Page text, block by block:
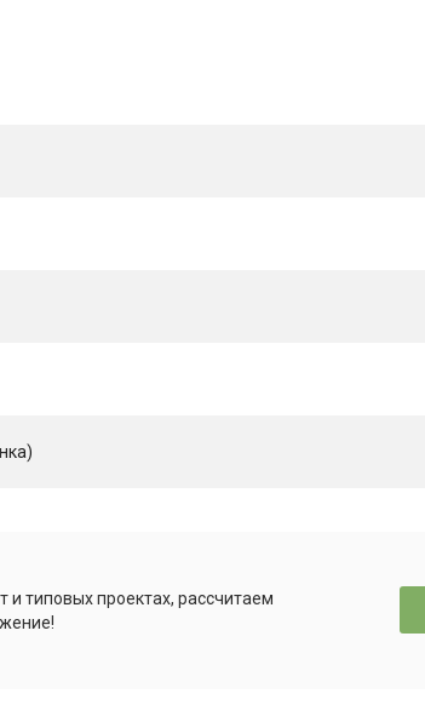
и типовых проектах, рассчитаем